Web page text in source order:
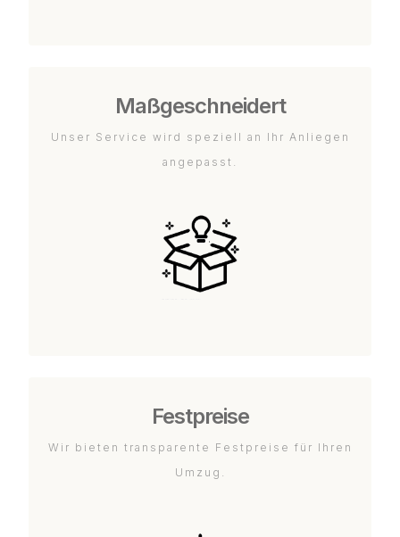
Maßgeschneidert
Unser Service wird speziell an Ihr Anliegen
angepasst.
Festpreise
Wir bieten transparente Festpreise für Ihren
Umzug.